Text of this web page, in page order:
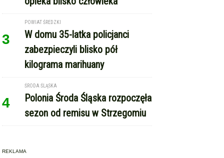
3
POWIAT ŚREDZKI
W domu 35-latka policjanci
zabezpieczyli blisko pół
kilograma marihuany
4
ŚRODA ŚLĄSKA
Polonia Środa Śląska rozpoczęła
sezon od remisu w Strzegomiu
REKLAMA